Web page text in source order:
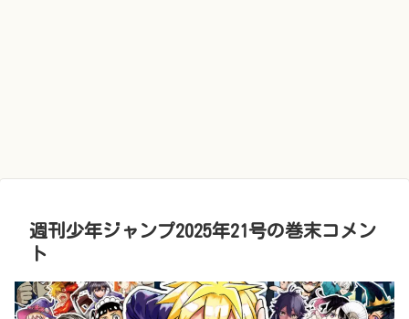
週刊少年ジャンプ2025年21号の巻末コメン
ト